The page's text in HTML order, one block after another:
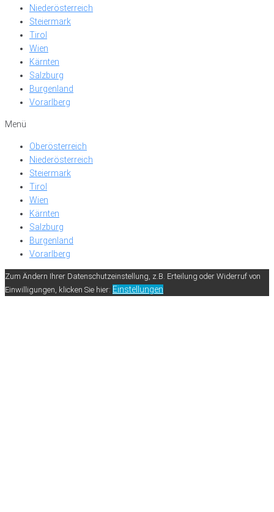
Niederösterreich
Steiermark
Tirol
Wien
Kärnten
Salzburg
Burgenland
Vorarlberg
Menü
Oberösterreich
Niederösterreich
Steiermark
Tirol
Wien
Kärnten
Salzburg
Burgenland
Vorarlberg
Zum Ändern Ihrer Datenschutzeinstellung, z.B. Erteilung oder Widerruf von
Einwilligungen, klicken Sie hier: Einstellungen